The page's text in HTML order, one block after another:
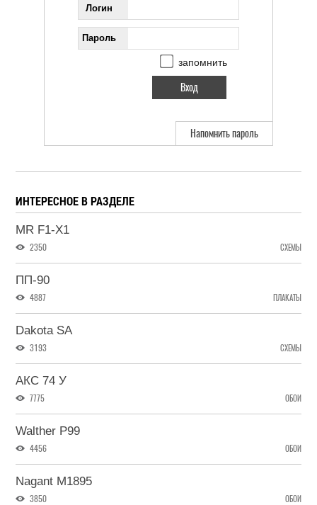
Логин
Пароль
запомнить
Напомнить пароль
ИНТЕРЕСНОЕ В РАЗДЕЛЕ
MR F1-X1
2350 СХЕМЫ
ПП-90
4887 ПЛАКАТЫ
Dakota SA
3193 СХЕМЫ
АКС 74 У
7775 ОБОИ
Walther P99
4456 ОБОИ
Nagant M1895
3850 ОБОИ